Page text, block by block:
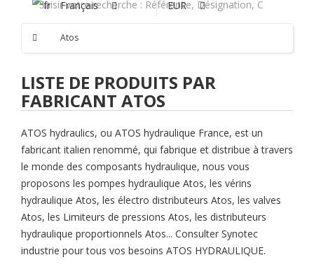
Français EUR
Atos
LISTE DE PRODUITS PAR
FABRICANT ATOS
ATOS hydraulics, ou ATOS hydraulique France, est un
fabricant italien renommé, qui fabrique et distribue à travers
le monde des composants hydraulique, nous vous
proposons les pompes hydraulique Atos, les vérins
hydraulique Atos, les électro distributeurs Atos, les valves
Atos, les Limiteurs de pressions Atos, les distributeurs
hydraulique proportionnels Atos... Consulter Synotec
industrie pour tous vos besoins ATOS HYDRAULIQUE.